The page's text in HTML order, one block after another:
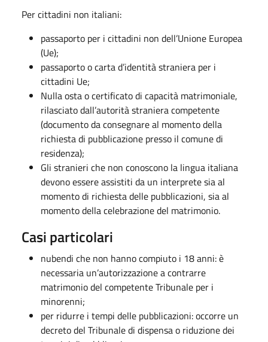
Per cittadini non italiani:
passaporto per i cittadini non dell’Unione Europea
(Ue);
passaporto o carta d’identità straniera per i
cittadini Ue;
Nulla osta o certificato di capacità matrimoniale,
rilasciato dall’autorità straniera competente
(documento da consegnare al momento della
richiesta di pubblicazione presso il comune di
residenza);
Gli stranieri che non conoscono la lingua italiana
devono essere assistiti da un interprete sia al
momento di richiesta delle pubblicazioni, sia al
momento della celebrazione del matrimonio.
Casi particolari
nubendi che non hanno compiuto i 18 anni: è
necessaria un’autorizzazione a contrarre
matrimonio del competente Tribunale per i
minorenni;
per ridurre i tempi delle pubblicazioni: occorre un
decreto del Tribunale di dispensa o riduzione dei